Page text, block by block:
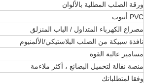
ورقة الصلب المطلية بالألوان
PVC أنبوب
مصراع الكهرباء المتداول / الباب المنزلق
نافذة سبيكة من الصلب البلاستيكي/الألمنيوم
مسامير عالية القوة
منصة نقالة لتحميل البضائع ، أكثر ملاءمة
وفقا لمتطلباتك